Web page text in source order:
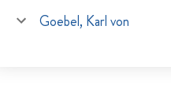
Goebel, Karl von